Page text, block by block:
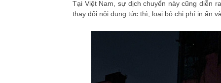
Tại Việt Nam, sự dịch chuyển này cũng diễn
thay đổi nội dung tức thì, loại bỏ chi phí in ấn